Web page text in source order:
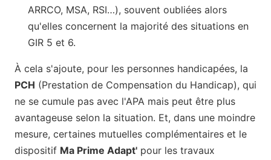
ARRCO, MSA, RSI…), souvent oubliées alors
qu'elles concernent la majorité des situations en
GIR 5 et 6.
À cela s'ajoute, pour les personnes handicapées, la
PCH (Prestation de Compensation du Handicap), qui
ne se cumule pas avec l'APA mais peut être plus
avantageuse selon la situation. Et, dans une moindre
mesure, certaines mutuelles complémentaires et le
dispositif Ma Prime Adapt' pour les travaux